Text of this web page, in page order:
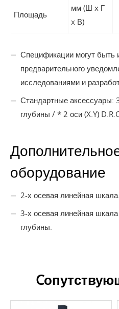
Площадь
мм (Ш x Г
x В)
Спецификации могут быть
предварительного
исследованиями и
Стандартные аксессуары:
глубины / * 2 оси (X.Y)
оборудование
2-х осевая линейная шкала.
3-х осевая линейная
глубины.